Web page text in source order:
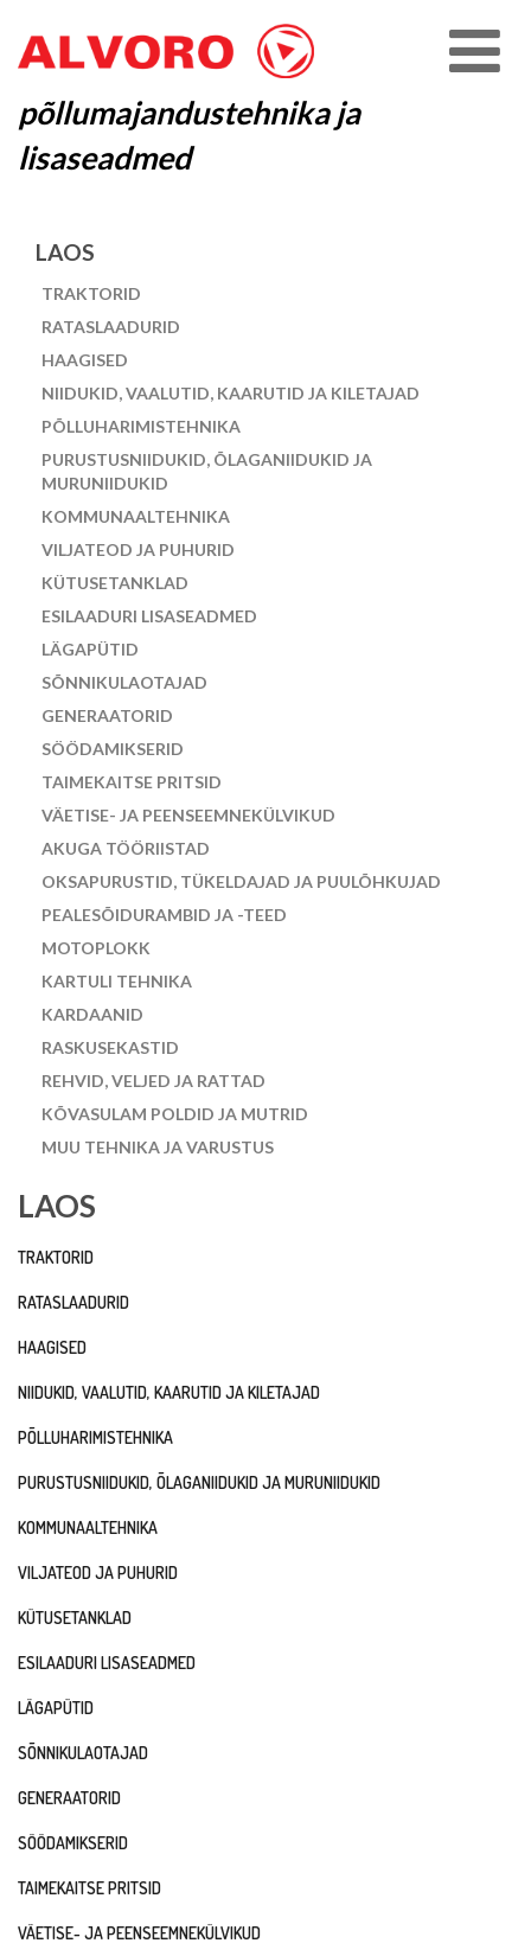
põllumajandustehnika ja
lisaseadmed
LAOS
TRAKTORID
RATASLAADURID
HAAGISED
NIIDUKID, VAALUTID, KAARUTID JA KILETAJAD
PÕLLUHARIMISTEHNIKA
PURUSTUSNIIDUKID, ÕLAGANIIDUKID JA
MURUNIIDUKID
KOMMUNAALTEHNIKA
VILJATEOD JA PUHURID
KÜTUSETANKLAD
ESILAADURI LISASEADMED
LÄGAPÜTID
SÕNNIKULAOTAJAD
GENERAATORID
SÖÖDAMIKSERID
TAIMEKAITSE PRITSID
VÄETISE- JA PEENSEEMNEKÜLVIKUD
AKUGA TÖÖRIISTAD
OKSAPURUSTID, TÜKELDAJAD JA PUULÕHKUJAD
PEALESÕIDURAMBID JA -TEED
MOTOPLOKK
KARTULI TEHNIKA
KARDAANID
RASKUSEKASTID
REHVID, VELJED JA RATTAD
KÕVASULAM POLDID JA MUTRID
MUU TEHNIKA JA VARUSTUS
LAOS
TRAKTORID
RATASLAADURID
HAAGISED
NIIDUKID, VAALUTID, KAARUTID JA KILETAJAD
PÕLLUHARIMISTEHNIKA
PURUSTUSNIIDUKID, ÕLAGANIIDUKID JA MURUNIIDUKID
KOMMUNAALTEHNIKA
VILJATEOD JA PUHURID
KÜTUSETANKLAD
ESILAADURI LISASEADMED
LÄGAPÜTID
SÕNNIKULAOTAJAD
GENERAATORID
SÖÖDAMIKSERID
TAIMEKAITSE PRITSID
VÄETISE- JA PEENSEEMNEKÜLVIKUD